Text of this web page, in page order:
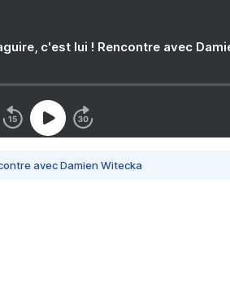
c'est lui ! Rencontre avec
avec Damien Witecka